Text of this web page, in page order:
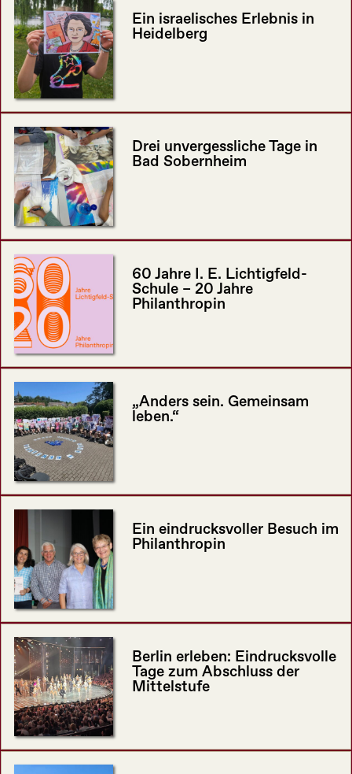
Ein israelisches Erlebnis in
Heidelberg
Drei unvergessliche Tage in
Bad Sobernheim
60 Jahre I. E. Lichtigfeld-
Schule – 20 Jahre
Philanthropin
„Anders sein. Gemeinsam
leben.“
Ein eindrucksvoller Besuch im
Philanthropin
Berlin erleben: Eindrucksvolle
Tage zum Abschluss der
Mittelstufe